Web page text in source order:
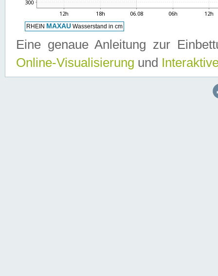
Eine genaue Anleitung zur
Online-Visualisierung und